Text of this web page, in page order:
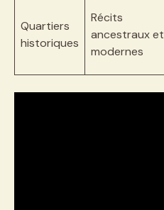
Quartiers
historiques
Récits
ancestraux et
modernes